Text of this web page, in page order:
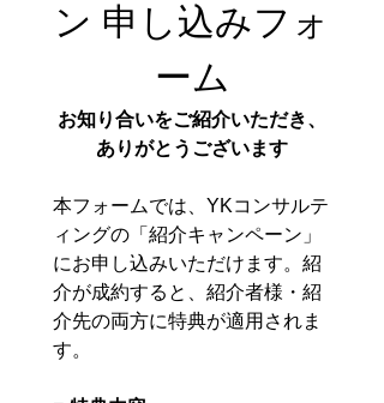
ン 申し込みフォ
ーム
お知り合いをご紹介いただき、
ありがとうございます
本フォームでは、YKコンサルテ
ィングの「紹介キャンペーン」
にお申し込みいただけます。紹
介が成約すると、紹介者様・紹
介先の両方に特典が適用されま
す。